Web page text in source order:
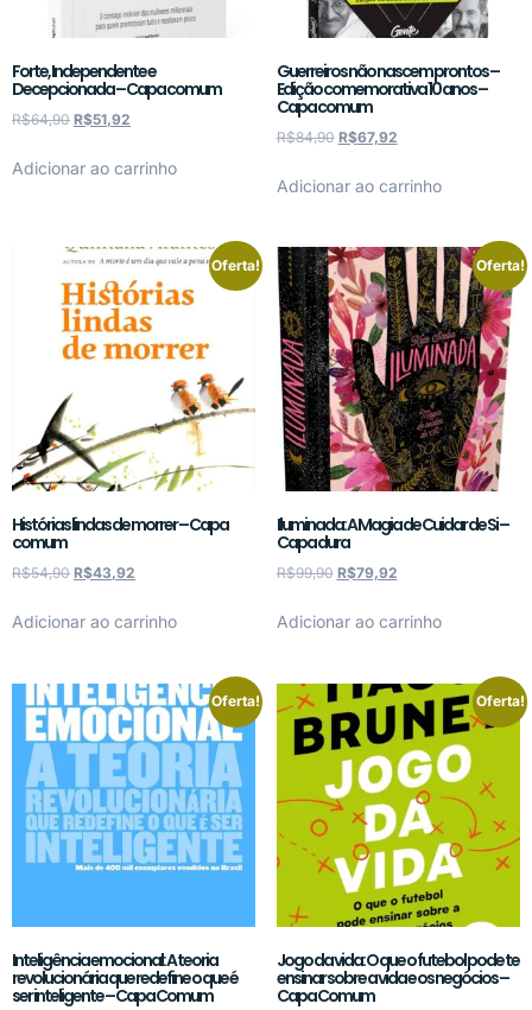
Forte, Independente e
Decepcionada – Capa comum
R$64,90 R$51,92
Adicionar ao carrinho
Guerreiros não nascem prontos –
Edição comemorativa 10 anos –
Capa comum
R$84,90 R$67,92
Adicionar ao carrinho
Oferta!
Histórias lindas de morrer – Capa
comum
R$54,90 R$43,92
Adicionar ao carrinho
Oferta!
Iluminada: A Magia de Cuidar de Si –
Capa dura
R$99,90 R$79,92
Adicionar ao carrinho
Oferta!
Inteligência emocional: A teoria
revolucionária que redefine o que é
ser inteligente – Capa Comum
Oferta!
Jogo da vida: O que o futebol pode te
ensinar sobre a vida e os negócios –
Capa Comum